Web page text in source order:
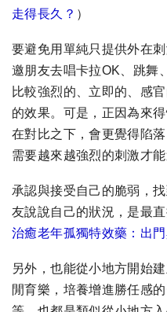
走得長久？ ）
要避免用單純只提供外在
邀朋友去唱卡拉OK、跳舞
比較強烈的、立即的、感
的效果。可是，正因為來
在對比之下，會更覺得陷
需要越來越強烈的刺激才能
承認與接受自己的脆弱，
友說說自己的狀況，是最
治癒老年孤獨特效藥：出
另外，也能從小地方開始
閒育樂，培養增進勝任感